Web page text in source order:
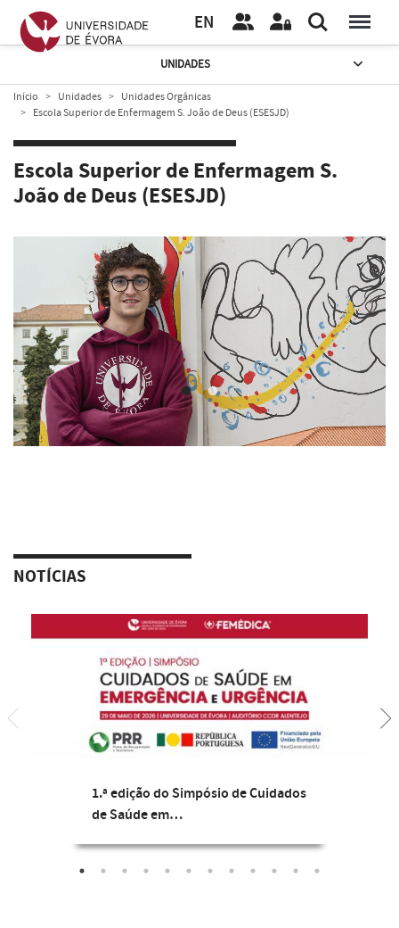
EN
UNIDADES
Início Unidades
Unidades Orgânicas
Escola Superior de Enfermagem S. João de Deus (ESESJD)
Escola Superior de Enfermagem S.
João de Deus (ESESJD)
NOTÍCIAS
de Saúde em…